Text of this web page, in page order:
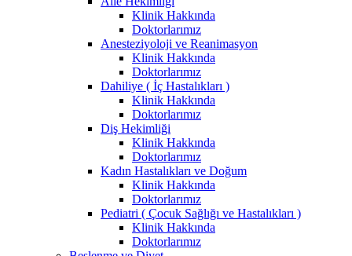
Klinik Hakkında
Doktorlarımız
Anesteziyoloji ve Reanimasyon
Klinik Hakkında
Doktorlarımız
Dahiliye ( İç Hastalıkları )
Klinik Hakkında
Doktorlarımız
Diş Hekimliği
Klinik Hakkında
Doktorlarımız
Kadın Hastalıkları ve Doğum
Klinik Hakkında
Doktorlarımız
Pediatri ( Çocuk Sağlığı ve Hastalıkları )
Klinik Hakkında
Doktorlarımız